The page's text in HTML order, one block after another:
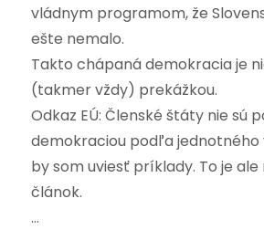
vládnym programom, že
ešte nemalo.
Takto chápaná demokracia je
(takmer vždy) prekážkou.
Odkaz EÚ: Členské štáty nie sú
demokraciou podľa jednotného
by som uviesť príklady. To je ale
článok.
…